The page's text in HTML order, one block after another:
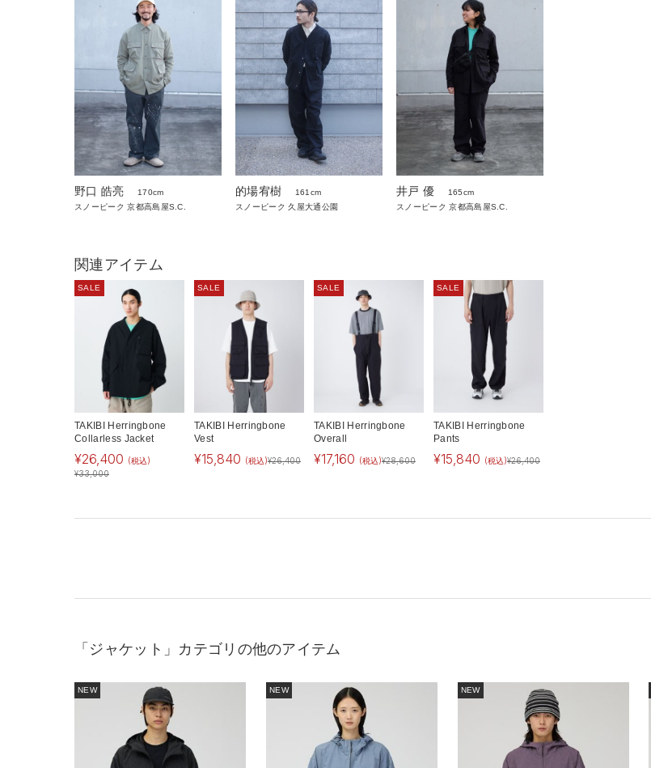
野口 皓亮
170cm
スノーピーク 京都高島屋S.C.
的場宥樹
161cm
スノーピーク 久屋大通公園
井戸 優
165cm
スノーピーク 京都高島屋S.C.
関連アイテム
SALE
TAKIBI Herringbone
Collarless Jacket
¥26,400 (税込)
¥33,000
SALE
TAKIBI Herringbone
Vest
¥15,840 (税込)¥26,400
SALE
TAKIBI Herringbone
Overall
¥17,160 (税込)¥28,600
SALE
TAKIBI Herringbone
Pants
¥15,840 (税込)¥26,400
「ジャケット」カテゴリの他のアイテム
NEW NEW NEW